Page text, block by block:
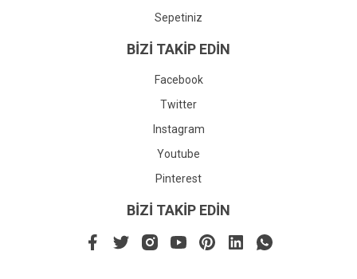
Sepetiniz
BİZİ TAKİP EDİN
Facebook
Twitter
Instagram
Youtube
Pinterest
BİZİ TAKİP EDİN